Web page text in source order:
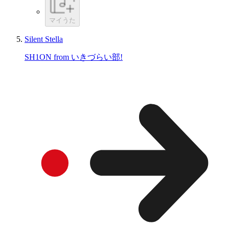
マイうた
Silent Stella
SH1ON from いきづらい部!